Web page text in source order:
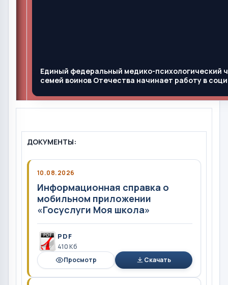
Единый федеральный медико-психологический
семей воинов Отечества начинает работу в
ДОКУМЕНТЫ:
10.08.2026
Информационная справка о
мобильном приложении
«Госуслуги Моя школа»
PDF
410 Кб
Просмотр
Скачать